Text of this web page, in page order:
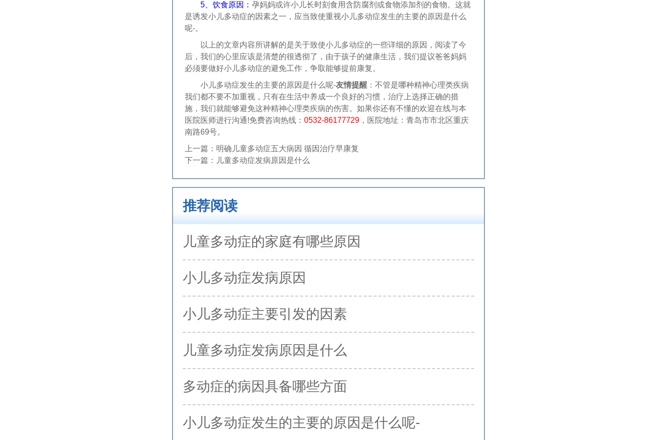
5、饮食原因： 孕妈妈或许小儿长时刻食用含防腐剂或食物添加剂的食物。这就
是诱发小儿多动症的因素之一，应当致使重视小儿多动症发生的主要的原因是什么
呢-。
以上的文章内容所讲解的是关于致使小儿多动症的一些详细的原因，阅读了今
后，我们的心里应该是清楚的很透彻了，由于孩子的健康生活，我们提议爸爸妈妈
必须要做好小儿多动症的避免工作，争取能够提前康复。
小儿多动症发生的主要的原因是什么呢-友情提醒 ：不管是哪种精神心理类疾病
我们都不要不加重视，只有在生活中养成一个良好的习惯，治疗上选择正确的措
施，我们就能够避免这种精神心理类疾病的伤害。如果你还有不懂的欢迎在线与本
医院医师进行沟通!免费咨询热线： 0532-86177729 ，医院地址：青岛市市北区重庆
南路69号。
上一篇： 明确儿童多动症五大病因 循因治疗早康复
下一篇：
儿童多动症发病原因是什么
推荐阅读
儿童多动症的家庭有哪些原因
小儿多动症发病原因
小儿多动症主要引发的因素
儿童多动症发病原因是什么
多动症的病因具备哪些方面
小儿多动症发生的主要的原因是什么呢-